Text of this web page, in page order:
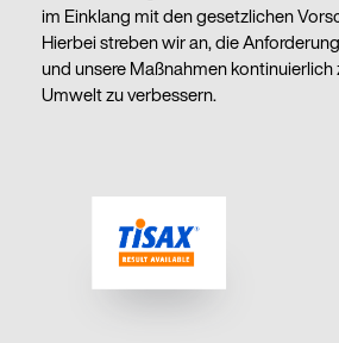
im Einklang mit den gesetzlichen
Hierbei streben wir an, die
und unsere Maßnahmen
Umwelt zu verbessern.